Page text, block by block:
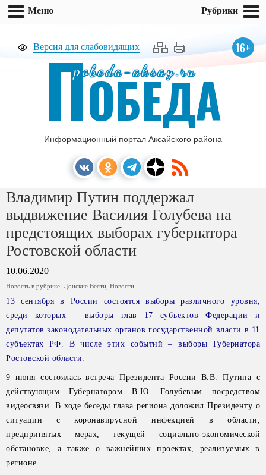
Версия для слабовидящих 16+
pobeda-aksay.ru
ПОБЕДА
Информационный портал Аксайского района
Владимир Путин поддержал
выдвижение Василия Голубева на
предстоящих выборах губернатора
Ростовской области
10.06.2020
Новость в рубрике: Донские Вести Новости
13 сентября в России состоятся выборы различного уровня,
среди которых – выборы глав 17 субъектов Федерации и
депутатов законодательных органов государственной власти в 11
субъектах РФ. В числе этих событий – выборы Губернатора
Ростовской области.
9 июня состоялась встреча Президента России В.В. Путина с
действующим Губернатором В.Ю. Голубевым посредством
видеосвязи. В ходе беседы глава региона доложил Президенту о
ситуации с коронавирусной инфекцией в области,
предпринятых мерах, текущей социально-экономической
обстановке, а также о важнейших проектах, реализуемых в
регионе.
Меню Рубрики